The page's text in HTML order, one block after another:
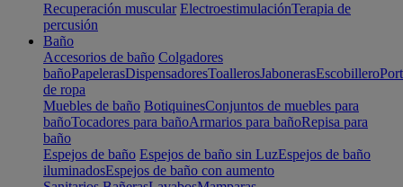
Recuperación muscular ElectroestimulaciónTerapia de
percusión
Baño
Accesorios de baño Colgadores
bañoPapelerasDispensadoresToallerosJabonerasEscobillero
de ropa
Muebles de baño BotiquinesConjuntos de muebles para
bañoTocadores para bañoArmarios para bañoRepisa para
baño
Espejos de baño Espejos de baño sin LuzEspejos de baño
iluminadosEspejos de baño con aumento